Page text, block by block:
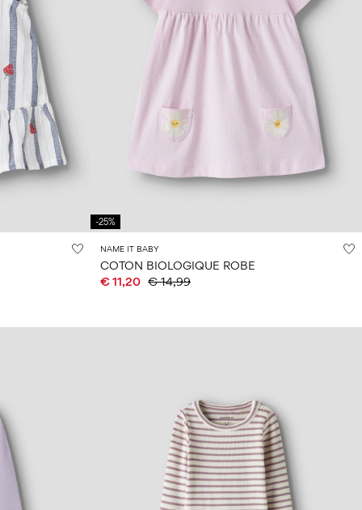
-25%
NAME IT BABY
COTON BIOLOGIQUE ROBE
€ 11,20 € 14,99